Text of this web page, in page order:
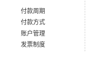
付款周期
付款方式
账户管理
发票制度